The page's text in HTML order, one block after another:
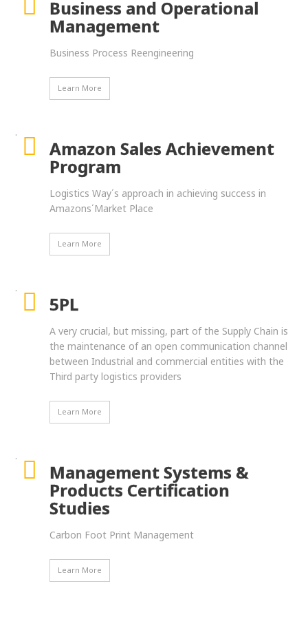
Business and Operational
Management
Business Process Reengineering
Learn More
.
Amazon Sales Achievement
Program
Logistics Way΄s approach in achieving success in
Amazons΄Market Place
Learn More
.
5PL
A very crucial, but missing, part of the Supply Chain is
the maintenance of an open communication channel
between Industrial and commercial entities with the
Third party logistics providers
Learn More
.
Management Systems &
Products Certification
Studies
Carbon Foot Print Management
Learn More